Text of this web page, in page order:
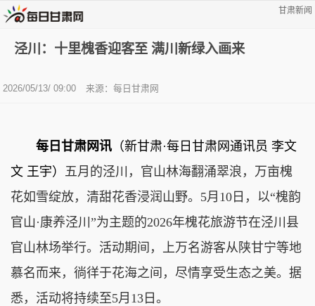
甘肃新闻
泾川：十里槐香迎客至 满川新绿入画来
2026/05/13/ 09:00 来源：每日甘肃网
每日甘肃网讯 （新甘肃·每日甘肃网通讯员 李文
文 王宇） 五月的泾川，官山林海翻涌翠浪，万亩槐
花如雪绽放，清甜花香浸润山野。5月10日，以“槐韵
官山·康养泾川”为主题的2026年槐花旅游节在泾川县
官山林场举行。活动期间，上万名游客从陕甘宁等地
慕名而来，徜徉于花海之间，尽情享受生态之美。据
悉，活动将持续至5月13日。